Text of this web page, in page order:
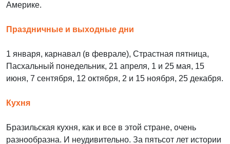
Америке.
Праздничные и выходные дни
1 января, карнавал (в феврале), Страстная пятница,
Пасхальный понедельник, 21 апреля, 1 и 25 мая, 15
июня, 7 сентября, 12 октября, 2 и 15 ноября, 25 декабря.
Кухня
Бразильская кухня, как и все в этой стране, очень
разнообразна. И неудивительно. За пятьсот лет истории